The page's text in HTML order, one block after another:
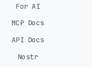
For AI
MCP Docs
API Docs
Nostr